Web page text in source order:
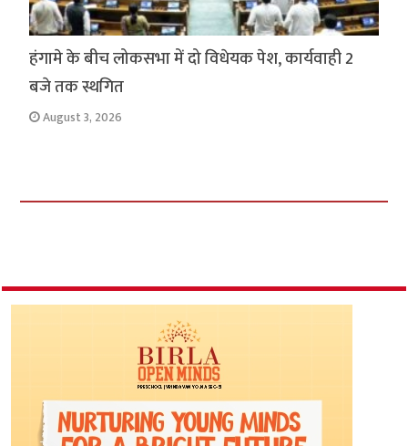
हंगामे के बीच लोकसभा में दो विधेयक पेश, कार्यवाही 2
बजे तक स्थगित
August 3, 2026